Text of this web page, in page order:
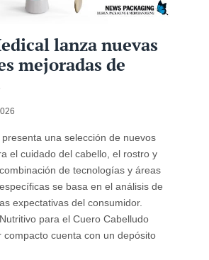
lanza nuevas
mejoradas de
una selección de nuevos
el cuidado del cabello, el rostro y
de tecnologías y áreas
se basa en el análisis de
expectativas del consumidor.
para el Cuero Cabelludo
compacto cuenta con un depósito